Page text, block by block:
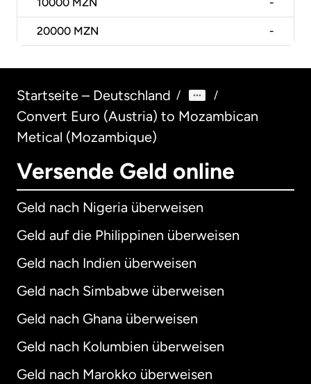
10000 MZN -
20000 MZN -
Startseite – Deutschland / /
Convert Euro (Austria) to Mozambican
Metical (Mozambique)
Versende Geld online
Geld nach Nigeria überweisen
Geld auf die Philippinen überweisen
Geld nach Indien überweisen
Geld nach Simbabwe überweisen
Geld nach Ghana überweisen
Geld nach Kolumbien überweisen
Geld nach Marokko überweisen